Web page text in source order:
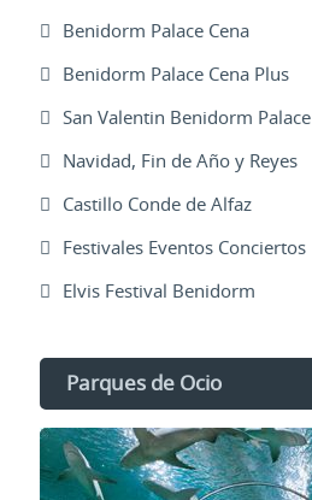
Benidorm Palace Cena
Benidorm Palace Cena Plus
San Valentin Benidorm Palace
Navidad, Fin de Año y Reyes
Castillo Conde de Alfaz
Festivales Eventos Conciertos
Elvis Festival Benidorm
Parques de Ocio